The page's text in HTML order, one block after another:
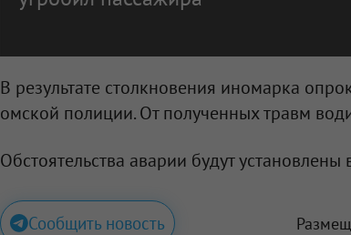
В результате столкновения иномарка
омской полиции. От полученных травм
Обстоятельства аварии будут
Сообщить новость